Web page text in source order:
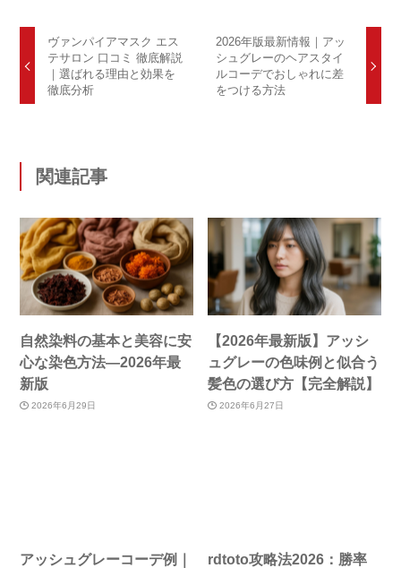
ヴァンパイアマスク エス
テサロン 口コミ 徹底解説
｜選ばれる理由と効果を
徹底分析
2026年版最新情報｜アッ
シュグレーのヘアスタイ
ルコーデでおしゃれに差
をつける方法
関連記事
自然染料の基本と美容に安
心な染色方法—2026年最
新版
2026年6月29日
【2026年最新版】アッシ
ュグレーの色味例と似合う
髪色の選び方【完全解説】
2026年6月27日
アッシュグレーコーデ例｜
rdtoto攻略法2026：勝率